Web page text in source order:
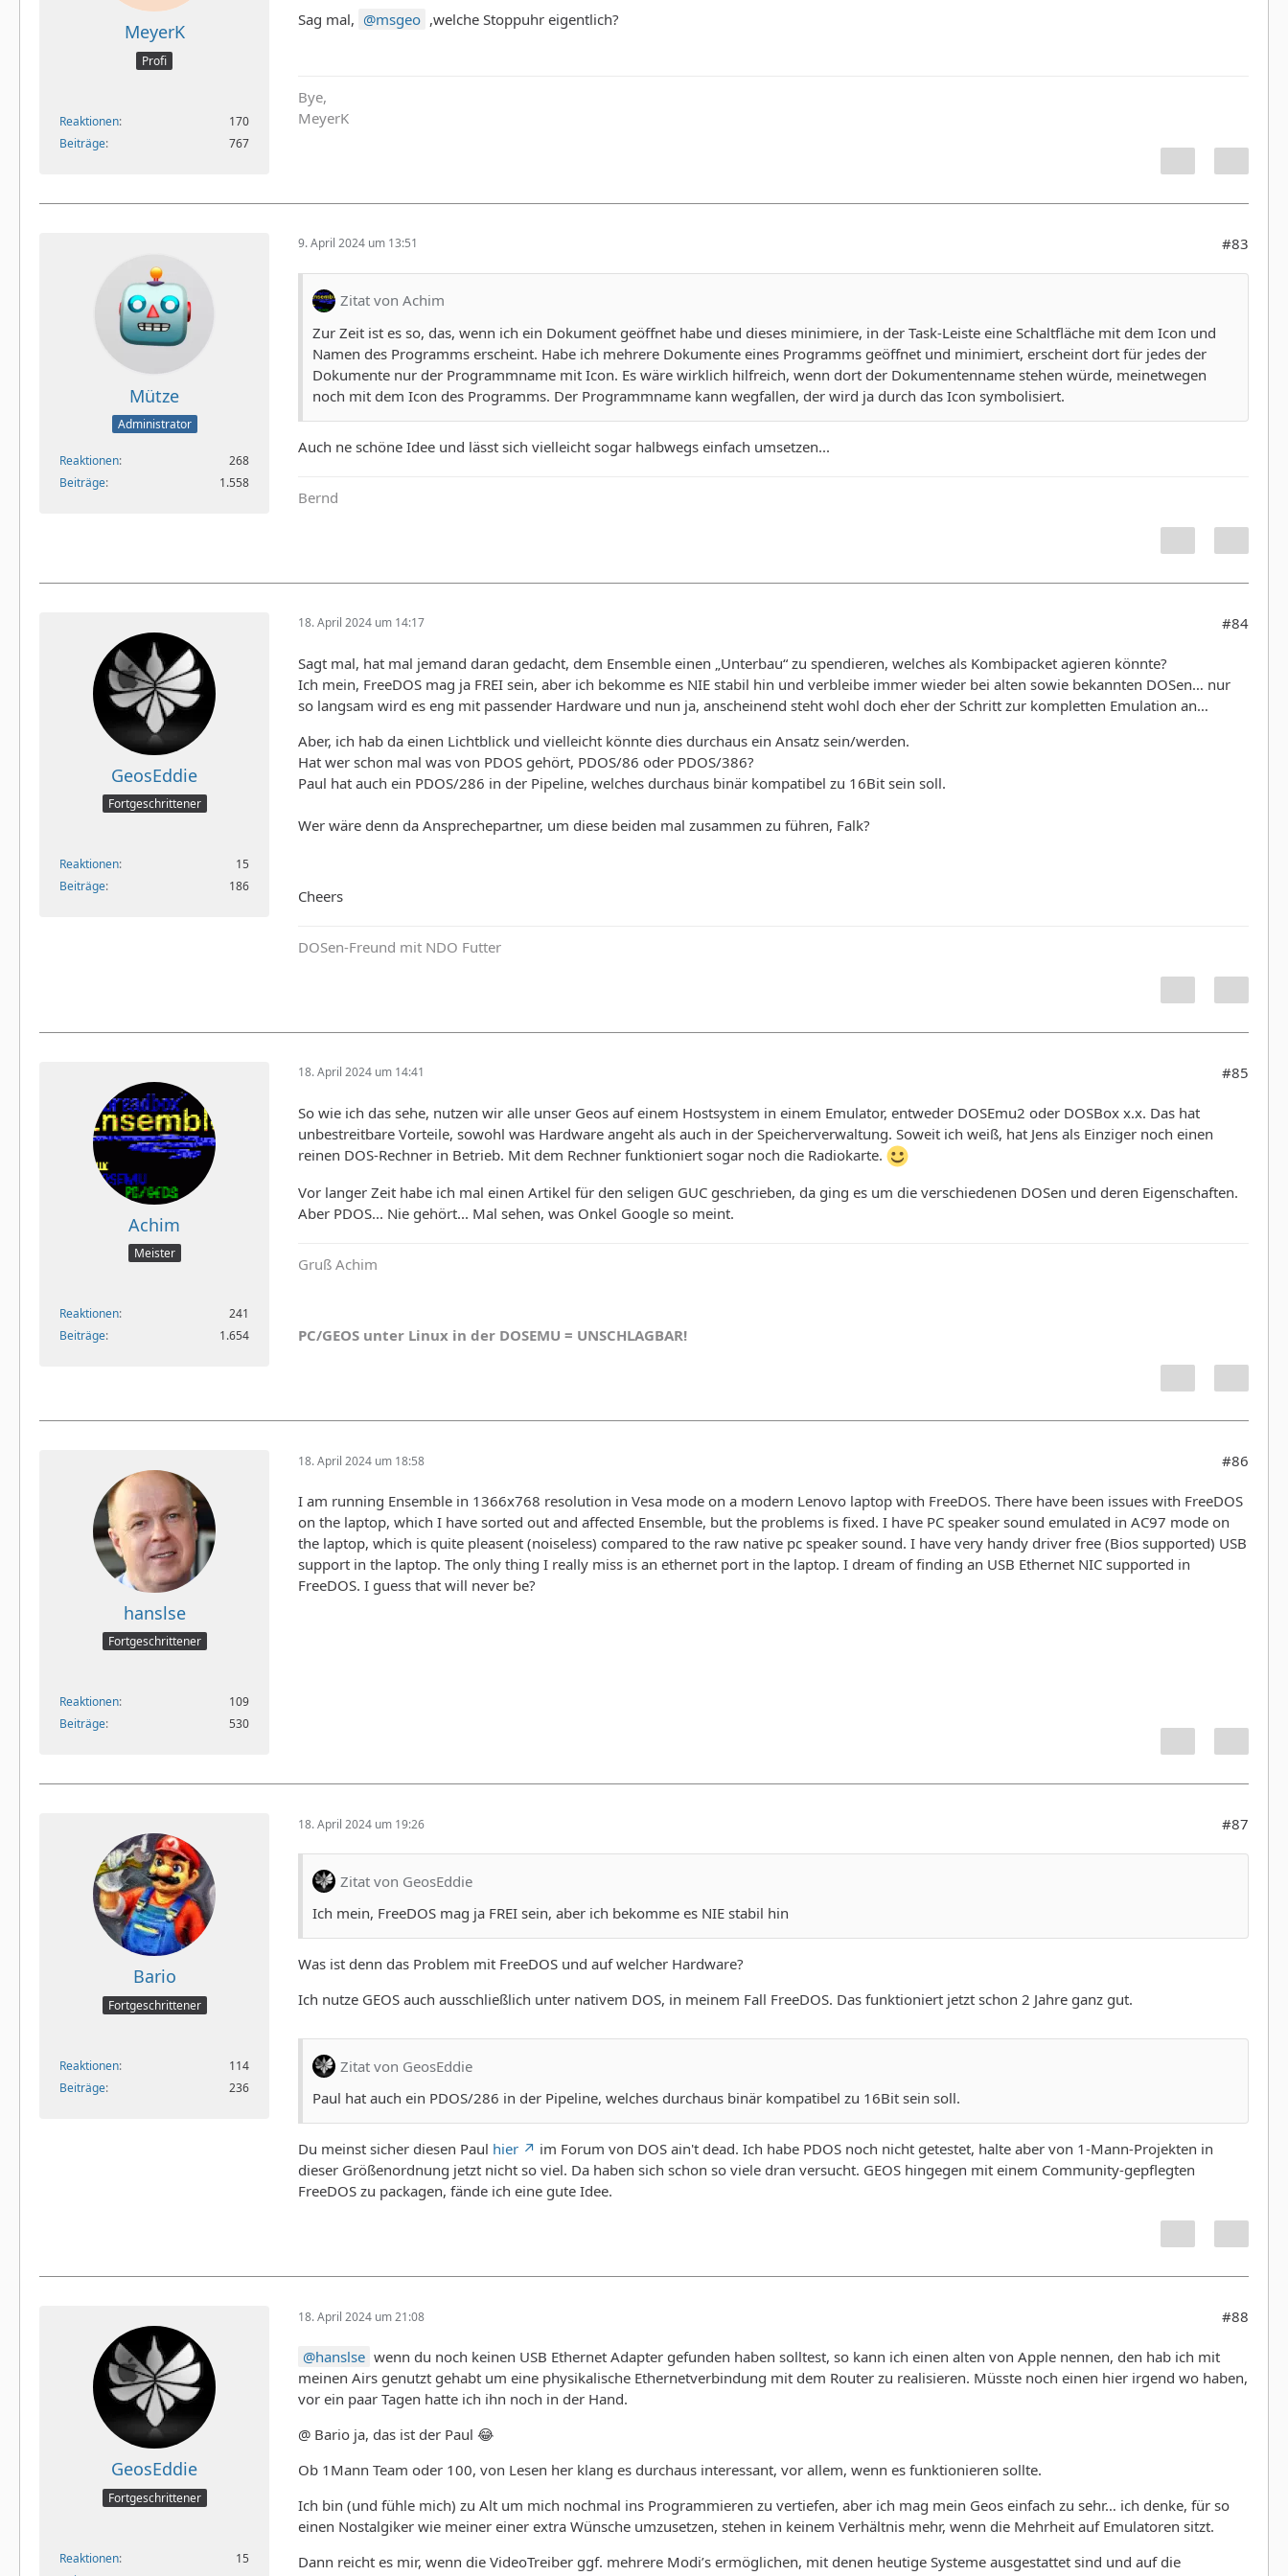
MeyerK
Profi
Reaktionen
170
Beiträge
767
Sag mal, msgeo ,welche Stoppuhr eigentlich?
Bye,
MeyerK
Mütze
Administrator
Reaktionen
268
Beiträge
1.558
9. April 2024 um 13:51 #83
Zitat von Achim
Zur Zeit ist es so, das, wenn ich ein Dokument geöffnet habe und dieses minimiere, in der Task-Leiste eine Schaltfläche mit dem Icon und
Namen des Programms erscheint. Habe ich mehrere Dokumente eines Programms geöffnet und minimiert, erscheint dort für jedes der
Dokumente nur der Programmname mit Icon. Es wäre wirklich hilfreich, wenn dort der Dokumentenname stehen würde, meinetwegen
noch mit dem Icon des Programms. Der Programmname kann wegfallen, der wird ja durch das Icon symbolisiert.
Auch ne schöne Idee und lässt sich vielleicht sogar halbwegs einfach umsetzen...
Bernd
GeosEddie
Fortgeschrittener
Reaktionen
15
Beiträge
186
18. April 2024 um 14:17 #84
Sagt mal, hat mal jemand daran gedacht, dem Ensemble einen „Unterbau“ zu spendieren, welches als Kombipacket agieren könnte?
Ich mein, FreeDOS mag ja FREI sein, aber ich bekomme es NIE stabil hin und verbleibe immer wieder bei alten sowie bekannten DOSen… nur
so langsam wird es eng mit passender Hardware und nun ja, anscheinend steht wohl doch eher der Schritt zur kompletten Emulation an…
Aber, ich hab da einen Lichtblick und vielleicht könnte dies durchaus ein Ansatz sein/werden.
Hat wer schon mal was von PDOS gehört, PDOS/86 oder PDOS/386?
Paul hat auch ein PDOS/286 in der Pipeline, welches durchaus binär kompatibel zu 16Bit sein soll.
Wer wäre denn da Ansprechepartner, um diese beiden mal zusammen zu führen, Falk?
Cheers
DOSen-Freund mit NDO Futter
Achim
Meister
Reaktionen
241
Beiträge
1.654
18. April 2024 um 14:41 #85
So wie ich das sehe, nutzen wir alle unser Geos auf einem Hostsystem in einem Emulator, entweder DOSEmu2 oder DOSBox x.x. Das hat
unbestreitbare Vorteile, sowohl was Hardware angeht als auch in der Speicherverwaltung. Soweit ich weiß, hat Jens als Einziger noch einen
reinen DOS-Rechner in Betrieb. Mit dem Rechner funktioniert sogar noch die Radiokarte.
Vor langer Zeit habe ich mal einen Artikel für den seligen GUC geschrieben, da ging es um die verschiedenen DOSen und deren Eigenschaften.
Aber PDOS... Nie gehört... Mal sehen, was Onkel Google so meint.
Gruß Achim
PC/GEOS unter Linux in der DOSEMU = UNSCHLAGBAR!
hanslse
Fortgeschrittener
Reaktionen
109
Beiträge
530
18. April 2024 um 18:58 #86
I am running Ensemble in 1366x768 resolution in Vesa mode on a modern Lenovo laptop with FreeDOS. There have been issues with FreeDOS
on the laptop, which I have sorted out and affected Ensemble, but the problems is fixed. I have PC speaker sound emulated in AC97 mode on
the laptop, which is quite pleasent (noiseless) compared to the raw native pc speaker sound. I have very handy driver free (Bios supported) USB
support in the laptop. The only thing I really miss is an ethernet port in the laptop. I dream of finding an USB Ethernet NIC supported in
FreeDOS. I guess that will never be?
Bario
Fortgeschrittener
Reaktionen
114
Beiträge
236
18. April 2024 um 19:26 #87
Zitat von GeosEddie
Ich mein, FreeDOS mag ja FREI sein, aber ich bekomme es NIE stabil hin
Was ist denn das Problem mit FreeDOS und auf welcher Hardware?
Ich nutze GEOS auch ausschließlich unter nativem DOS, in meinem Fall FreeDOS. Das funktioniert jetzt schon 2 Jahre ganz gut.
Zitat von GeosEddie
Paul hat auch ein PDOS/286 in der Pipeline, welches durchaus binär kompatibel zu 16Bit sein soll.
Du meinst sicher diesen Paul hier
im Forum von DOS ain't dead. Ich habe PDOS noch nicht getestet, halte aber von 1-Mann-Projekten in
dieser Größenordnung jetzt nicht so viel. Da haben sich schon so viele dran versucht. GEOS hingegen mit einem Community-gepflegten
FreeDOS zu packagen, fände ich eine gute Idee.
GeosEddie
Fortgeschrittener
Reaktionen
15
18. April 2024 um 21:08 #88
hanslse wenn du noch keinen USB Ethernet Adapter gefunden haben solltest, so kann ich einen alten von Apple nennen, den hab ich mit
meinen Airs genutzt gehabt um eine physikalische Ethernetverbindung mit dem Router zu realisieren. Müsste noch einen hier irgend wo haben,
vor ein paar Tagen hatte ich ihn noch in der Hand.
@ Bario ja, das ist der Paul 😂
Ob 1Mann Team oder 100, von Lesen her klang es durchaus interessant, vor allem, wenn es funktionieren sollte.
Ich bin (und fühle mich) zu Alt um mich nochmal ins Programmieren zu vertiefen, aber ich mag mein Geos einfach zu sehr… ich denke, für so
einen Nostalgiker wie meiner einer extra Wünsche umzusetzen, stehen in keinem Verhältnis mehr, wenn die Mehrheit auf Emulatoren sitzt.
Dann reicht es mir, wenn die VideoTreiber ggf. mehrere Modi’s ermöglichen, mit denen heutige Systeme ausgestattet sind und auf die